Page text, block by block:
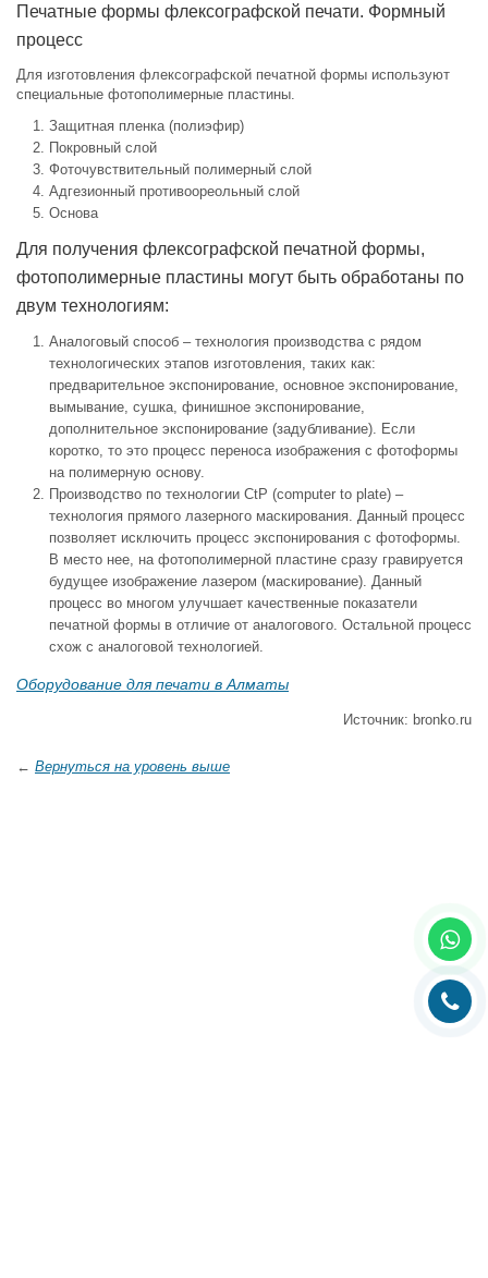
Печатные формы флексографской печати. Формный
процесс
Для изготовления флексографской печатной формы используют
специальные фотополимерные пластины.
Защитная пленка (полиэфир)
Покровный слой
Фоточувствительный полимерный слой
Адгезионный противоореольный слой
Основа
Для получения флексографской печатной формы,
фотополимерные пластины могут быть обработаны по
двум технологиям:
Аналоговый способ – технология производства с рядом
технологических этапов изготовления, таких как:
предварительное экспонирование, основное экспонирование,
вымывание, сушка, финишное экспонирование,
дополнительное экспонирование (задубливание). Если
коротко, то это процесс переноса изображения с фотоформы
на полимерную основу.
Производство по технологии CtP (computer to plate) –
технология прямого лазерного маскирования. Данный процесс
позволяет исключить процесс экспонирования с фотоформы.
В место нее, на фотополимерной пластине сразу гравируется
будущее изображение лазером (маскирование). Данный
процесс во многом улучшает качественные показатели
печатной формы в отличие от аналогового. Остальной процесс
схож с аналоговой технологией.
Оборудование для печати в Алматы
Источник: bronko.ru
← Вернуться на уровень выше